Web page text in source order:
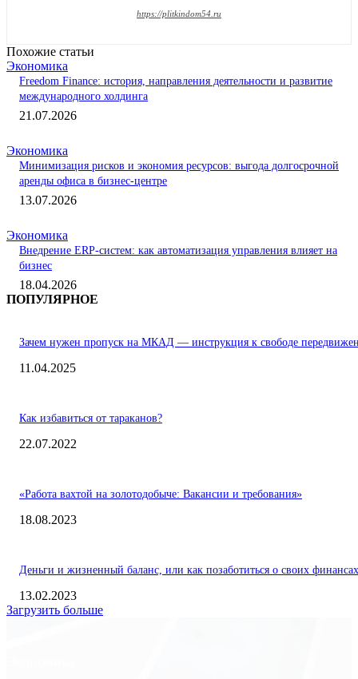
https://plitkindom54.ru
Похожие статьи
Экономика
Freedom Finance: история, направления деятельности и развитие
международного холдинга
21.07.2026
Экономика
Минимизация рисков и экономия ресурсов: выгода долгосрочной
аренды офиса в бизнес-центре
13.07.2026
Экономика
Внедрение ERP-систем: как автоматизация управления влияет на
бизнес
18.04.2026
ПОПУЛЯРНОЕ
Зачем нужен пропуск на МКАД — инструкция к свободе
11.04.2025
Как избавиться от тараканов?
22.07.2022
«Работа вахтой на золотодобыче: Вакансии и требования»
18.08.2023
Деньги и жизненный баланс, или как позаботиться о своих финансах
13.02.2023
Загрузить больше